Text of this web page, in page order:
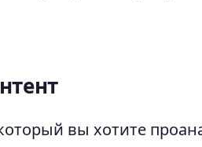
вы хотите